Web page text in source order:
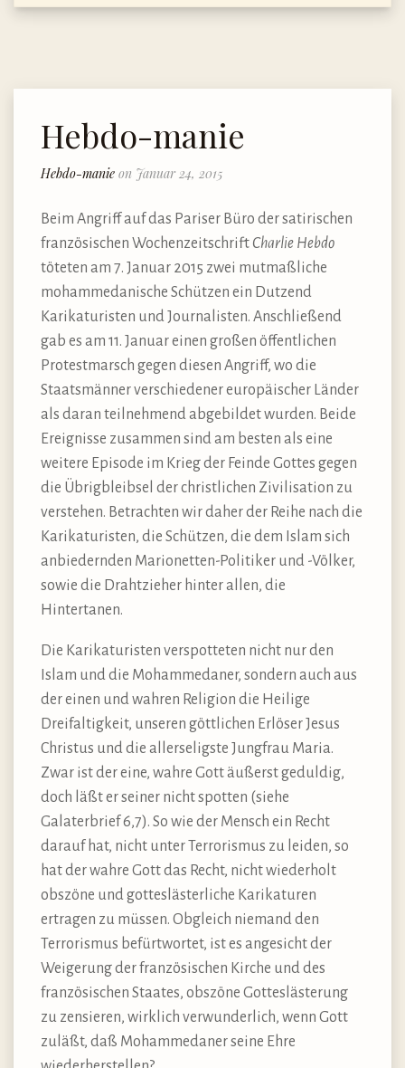
Hebdo-manie
Hebdo-manie on Januar 24, 2015
Beim Angriff auf das Pariser Büro der satirischen
französischen Wochenzeitschrift Charlie Hebdo
töteten am 7. Januar 2015 zwei mutmaßliche
mohammedanische Schützen ein Dutzend
Karikaturisten und Journalisten. Anschließend
gab es am 11. Januar einen großen öffentlichen
Protestmarsch gegen diesen Angriff, wo die
Staatsmänner verschiedener europäischer Länder
als daran teilnehmend abgebildet wurden. Beide
Ereignisse zusammen sind am besten als eine
weitere Episode im Krieg der Feinde Gottes gegen
die Übrigbleibsel der christlichen Zivilisation zu
verstehen. Betrachten wir daher der Reihe nach die
Karikaturisten, die Schützen, die dem Islam sich
anbiedernden Marionetten-Politiker und -Völker,
sowie die Drahtzieher hinter allen, die
Hintertanen.
Die Karikaturisten verspotteten nicht nur den
Islam und die Mohammedaner, sondern auch aus
der einen und wahren Religion die Heilige
Dreifaltigkeit, unseren göttlichen Erlöser Jesus
Christus und die allerseligste Jungfrau Maria.
Zwar ist der eine, wahre Gott äußerst geduldig,
doch läßt er seiner nicht spotten (siehe
Galaterbrief 6,7). So wie der Mensch ein Recht
darauf hat, nicht unter Terrorismus zu leiden, so
hat der wahre Gott das Recht, nicht wiederholt
obszöne und gotteslästerliche Karikaturen
ertragen zu müssen. Obgleich niemand den
Terrorismus befürtwortet, ist es angesicht der
Weigerung der französischen Kirche und des
französischen Staates, obszöne Gotteslästerung
zu zensieren, wirklich verwunderlich, wenn Gott
zuläßt, daß Mohammedaner seine Ehre